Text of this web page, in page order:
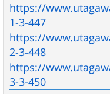
https://
1-3-447
https://
2-3-448
https://
3-3-450